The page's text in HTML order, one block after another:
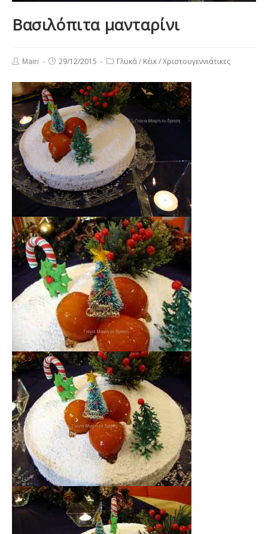
Βασιλόπιτα μανταρίνι
PostMairi
Post29/12/2015
PostΓλυκά/ Κέϊκ/Χριστουγεννιάτικες